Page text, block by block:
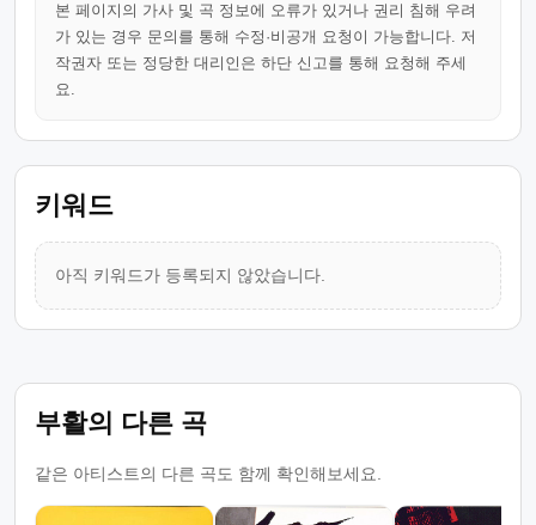
본 페이지의 가사 및 곡 정보에 오류가 있거나 권리 침해 우려
가 있는 경우 문의를 통해 수정·비공개 요청이 가능합니다. 저
작권자 또는 정당한 대리인은 하단 신고를 통해 요청해 주세
요.
키워드
아직 키워드가 등록되지 않았습니다.
부활의 다른 곡
같은 아티스트의 다른 곡도 함께 확인해보세요.